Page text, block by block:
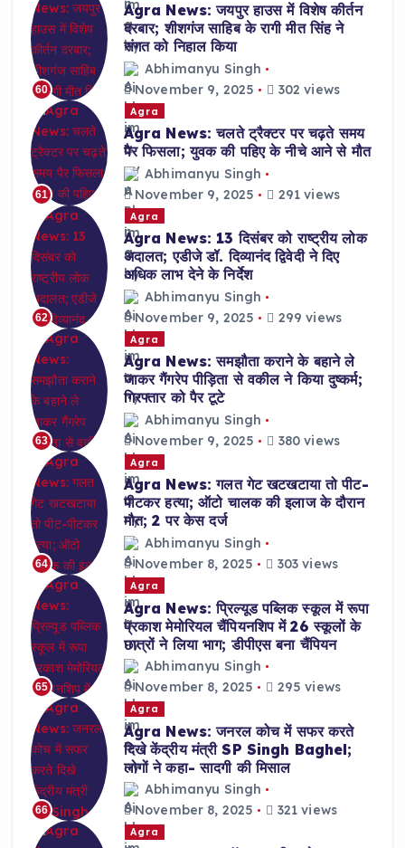
60
Agra News: जयपुर हाउस में विशेष कीर्तन
दरबार; शीशगंज साहिब के रागी मीत सिंह ने
संगत को निहाल किया
Abhimanyu Singh
November 9, 2025
302 views
61
Agra
Agra News: चलते ट्रैक्टर पर चढ़ते समय
पैर फिसला; युवक की पहिए के नीचे आने से मौत
Abhimanyu Singh
November 9, 2025
291 views
62
Agra
Agra News: 13 दिसंबर को राष्ट्रीय लोक
अदालत; एडीजे डॉ. दिव्यानंद द्विवेदी ने दिए
अधिक लाभ देने के निर्देश
Abhimanyu Singh
November 9, 2025
299 views
63
Agra
Agra News: समझौता कराने के बहाने ले
जाकर गैंगरेप पीड़िता से वकील ने किया दुष्कर्म;
गिरफ्तार को पैर टूटे
Abhimanyu Singh
November 9, 2025
380 views
64
Agra
Agra News: गलत गेट खटखटाया तो पीट-
पीटकर हत्या; ऑटो चालक की इलाज के दौरान
मौत; 2 पर केस दर्ज
Abhimanyu Singh
November 8, 2025
303 views
65
Agra
Agra News: प्रिल्यूड पब्लिक स्कूल में रूपा
प्रकाश मेमोरियल चैंपियनशिप में 26 स्कूलों के
छात्रों ने लिया भाग; डीपीएस बना चैंपियन
Abhimanyu Singh
November 8, 2025
295 views
66
Agra
Agra News: जनरल कोच में सफर करते
दिखे केंद्रीय मंत्री SP Singh Baghel;
लोगों ने कहा- सादगी की मिसाल
Abhimanyu Singh
November 8, 2025
321 views
Agra